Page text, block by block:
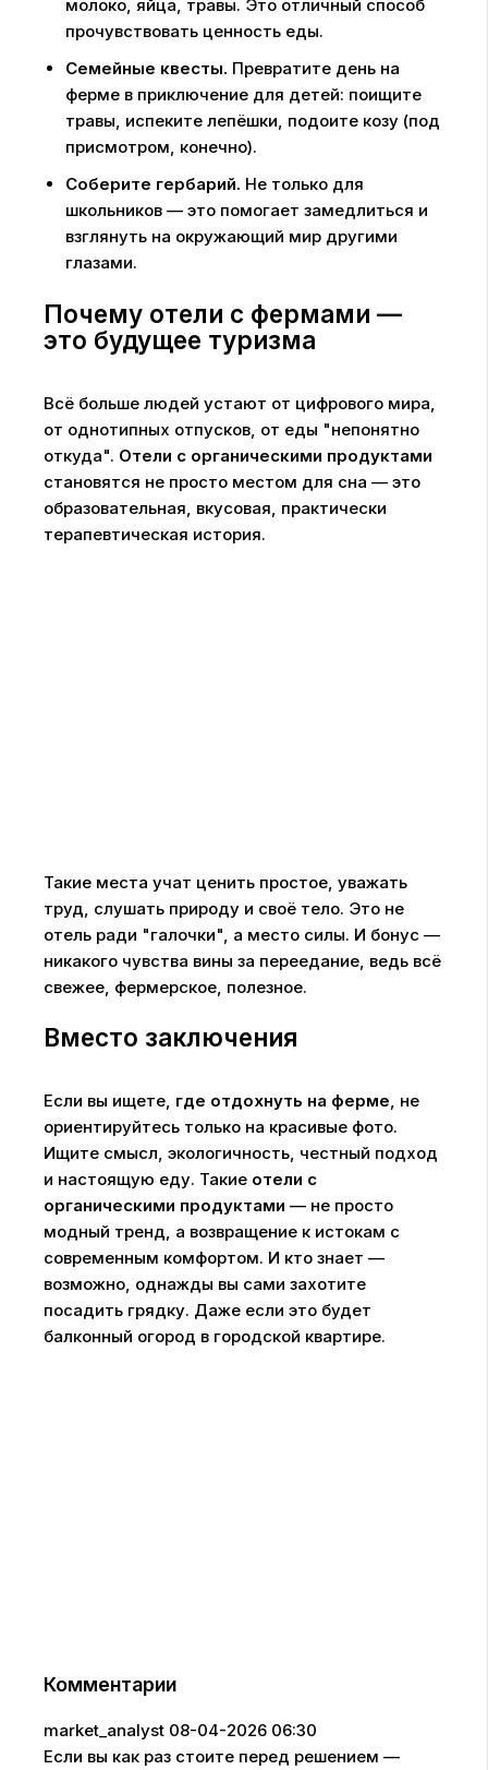
молоко, яйца, травы. Это отличный способ
прочувствовать ценность еды.
Семейные квесты. Превратите день на
ферме в приключение для детей: поищите
травы, испеките лепёшки, подоите козу (под
присмотром, конечно).
Соберите гербарий. Не только для
школьников — это помогает замедлиться и
взглянуть на окружающий мир другими
глазами.
Почему отели с фермами —
это будущее туризма
Всё больше людей устают от цифрового мира,
от однотипных отпусков, от еды "непонятно
откуда". Отели с органическими продуктами
становятся не просто местом для сна — это
образовательная, вкусовая, практически
терапевтическая история.
Такие места учат ценить простое, уважать
труд, слушать природу и своё тело. Это не
отель ради "галочки", а место силы. И бонус —
никакого чувства вины за переедание, ведь всё
свежее, фермерское, полезное.
Вместо заключения
Если вы ищете, где отдохнуть на ферме, не
ориентируйтесь только на красивые фото.
Ищите смысл, экологичность, честный подход
и настоящую еду. Такие отели с
органическими продуктами — не просто
модный тренд, а возвращение к истокам с
современным комфортом. И кто знает —
возможно, однажды вы сами захотите
посадить грядку. Даже если это будет
балконный огород в городской квартире.
Комментарии
market_analyst 08-04-2026 06:30
Если вы как раз стоите перед решением —